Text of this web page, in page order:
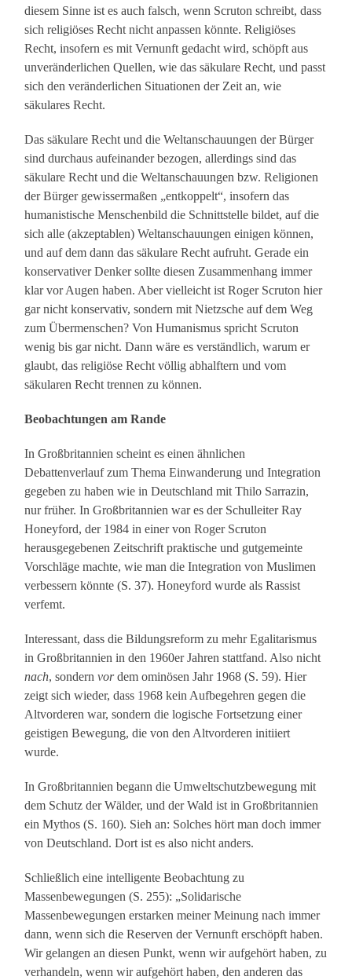
diesem Sinne ist es auch falsch, wenn Scruton schreibt, dass
sich religiöses Recht nicht anpassen könnte. Religiöses
Recht, insofern es mit Vernunft gedacht wird, schöpft aus
unveränderlichen Quellen, wie das säkulare Recht, und passt
sich den veränderlichen Situationen der Zeit an, wie
säkulares Recht.
Das säkulare Recht und die Weltanschauungen der Bürger
sind durchaus aufeinander bezogen, allerdings sind das
säkulare Recht und die Weltanschauungen bzw. Religionen
der Bürger gewissermaßen „entkoppelt“, insofern das
humanistische Menschenbild die Schnittstelle bildet, auf die
sich alle (akzeptablen) Weltanschauungen einigen können,
und auf dem dann das säkulare Recht aufruht. Gerade ein
konservativer Denker sollte diesen Zusammenhang immer
klar vor Augen haben. Aber vielleicht ist Roger Scruton hier
gar nicht konservativ, sondern mit Nietzsche auf dem Weg
zum Übermenschen? Von Humanismus spricht Scruton
wenig bis gar nicht. Dann wäre es verständlich, warum er
glaubt, das religiöse Recht völlig abhalftern und vom
säkularen Recht trennen zu können.
Beobachtungen am Rande
In Großbritannien scheint es einen ähnlichen
Debattenverlauf zum Thema Einwanderung und Integration
gegeben zu haben wie in Deutschland mit Thilo Sarrazin,
nur früher. In Großbritannien war es der Schulleiter Ray
Honeyford, der 1984 in einer von Roger Scruton
herausgegebenen Zeitschrift praktische und gutgemeinte
Vorschläge machte, wie man die Integration von Muslimen
verbessern könnte (S. 37). Honeyford wurde als Rassist
verfemt.
Interessant, dass die Bildungsreform zu mehr Egalitarismus
in Großbritannien in den 1960er Jahren stattfand. Also nicht
nach, sondernvordem ominösen Jahr 1968 (S. 59). Hier
zeigt sich wieder, dass 1968 kein Aufbegehren gegen die
Altvorderen war, sondern die logische Fortsetzung einer
geistigen Bewegung, die von den Altvorderen initiiert
wurde.
In Großbritannien begann die Umweltschutzbewegung mit
dem Schutz der Wälder, und der Wald ist in Großbritannien
ein Mythos (S. 160). Sieh an: Solches hört man doch immer
von Deutschland. Dort ist es also nicht anders.
Schließlich eine intelligente Beobachtung zu
Massenbewegungen (S. 255): „Solidarische
Massenbewegungen erstarken meiner Meinung nach immer
dann, wenn sich die Reserven der Vernunft erschöpft haben.
Wir gelangen an diesen Punkt, wenn wir aufgehört haben, zu
verhandeln, wenn wir aufgehört haben, den anderen das